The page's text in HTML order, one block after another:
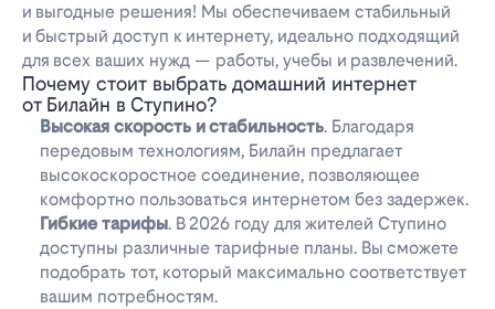
и выгодные решения! Мы обеспечиваем стабильный
и быстрый доступ к интернету, идеально подходящий
для всех ваших нужд — работы, учебы и развлечений.
Почему стоит выбрать домашний интернет
от Билайн в Ступино?
Высокая скорость и стабильность. Благодаря
передовым технологиям, Билайн предлагает
высокоскоростное соединение, позволяющее
комфортно пользоваться интернетом без задержек.
Гибкие тарифы. В 2026 году для жителей Ступино
доступны различные тарифные планы. Вы сможете
подобрать тот, который максимально соответствует
вашим потребностям.